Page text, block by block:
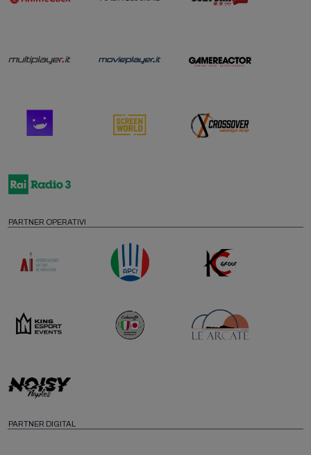
PARTNER OPERATIVI
PARTNER DIGITAL